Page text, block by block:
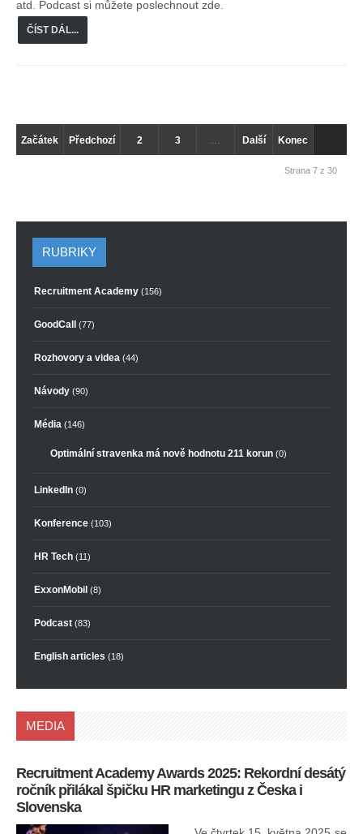
atd. Podcast si můžete poslechnout zde.
ČÍST DÁL...
Začátek Předchozí 2 3 … Další Konec
Strana 7 z 30
RUBRIKY
Recruitment Academy (156)
GoodCall (77)
Rozhovory a videa (44)
Návody (90)
Média (146)
Optimální stravenka má nově hodnotu 211 korun (0)
LinkedIn (0)
Konference (103)
HR Tech (11)
ExxonMobil (8)
Podcast (83)
English articles (18)
MEDIA
Recruitment Academy Awards 2025: Rekordní desátý
ročník přilákal špičku HR marketingu z Česka i
Slovenska